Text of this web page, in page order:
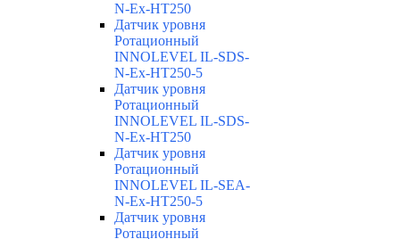
N-Ex-HT250
Датчик уровня
Ротационный
INNOLEVEL IL-SDS-
N-Ex-HT250-5
Датчик уровня
Ротационный
INNOLEVEL IL-SDS-
N-Ex-HT250
Датчик уровня
Ротационный
INNOLEVEL IL-SEA-
N-Ex-HT250-5
Датчик уровня
Ротационный